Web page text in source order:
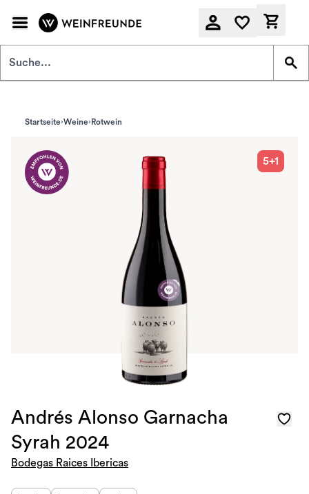
Startseite Weine Rotwein
5+1
Andrés Alonso Garnacha
Syrah 2024
Bodegas Raices Ibericas